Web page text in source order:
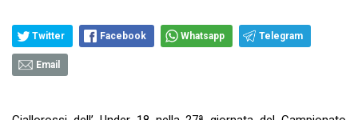
Twitter Facebook Whatsapp Telegram
Email